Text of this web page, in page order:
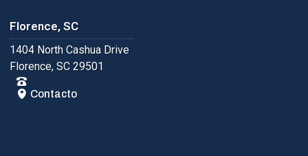
Florence, SC
1404 North Cashua Drive
Florence, SC 29501
Contacto